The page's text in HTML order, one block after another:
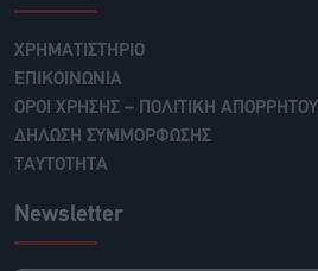
ΧΡΗΜΑΤΙΣΤΗΡΙΟ
ΕΠΙΚΟΙΝΩΝΙΑ
ΟΡΟΙ ΧΡΗΣΗΣ – ΠΟΛΙΤΙΚΗ ΑΠΟΡΡΗΤΟΥ
ΔΗΛΩΣΗ ΣΥΜΜΟΡΦΩΣΗΣ
ΤΑΥΤΟΤΗΤΑ
Newsletter